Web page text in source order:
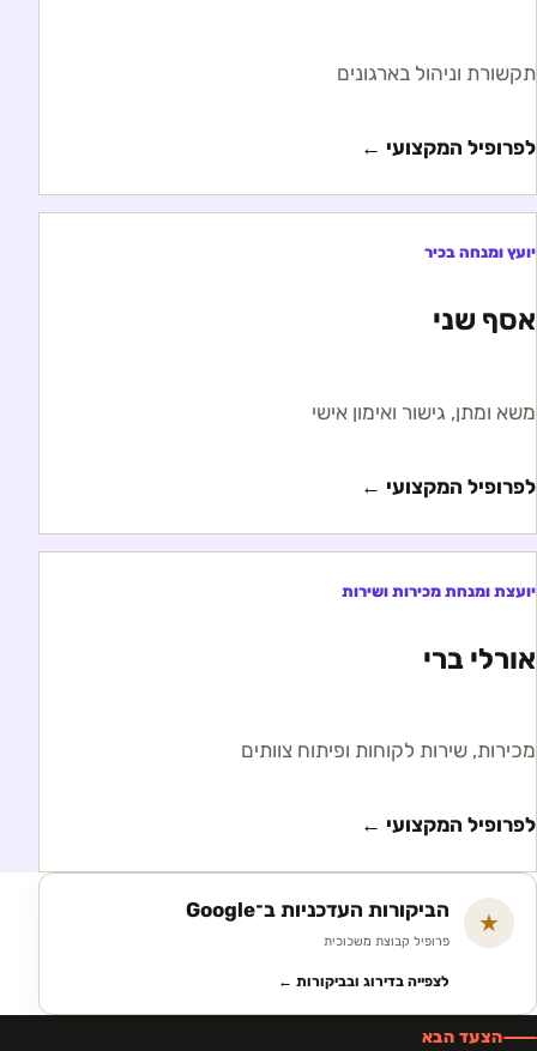
תקשורת וניהול בארגונים
לפרופיל המקצועי ←
יועץ ומנחה בכיר
אסף שני
משא ומתן, גישור ואימון אישי
לפרופיל המקצועי ←
יועצת ומנחת מכירות ושירות
אורלי ברי
מכירות, שירות לקוחות ופיתוח צוותים
לפרופיל המקצועי ←
★ הביקורות העדכניות ב־Google
פרופיל קבוצת משכוכית
לצפייה בדירוג ובביקורות ←
הצעד הבא